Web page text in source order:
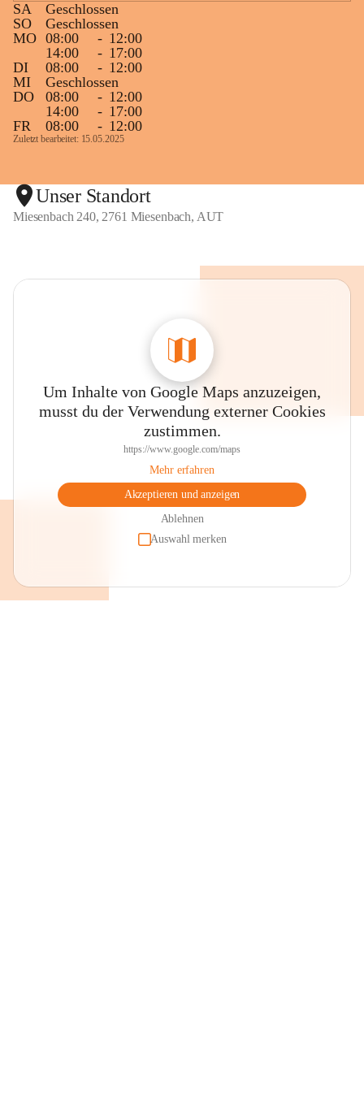
SA
Geschlossen
SO
Geschlossen
MO 08:00 - 12:00
14:00
- 17:00
DI
08:00 - 12:00
MI
Geschlossen
DO
08:00 - 12:00
14:00
- 17:00
FR
08:00 - 12:00
Zuletzt bearbeitet: 15.05.2025
Unser Standort
Miesenbach 240, 2761 Miesenbach, AUT
Um Inhalte von Google Maps anzuzeigen,
musst du der Verwendung externer Cookies
zustimmen.
https://www.google.com/maps
Mehr erfahren
Akzeptieren und anzeigen
Ablehnen
Auswahl merken